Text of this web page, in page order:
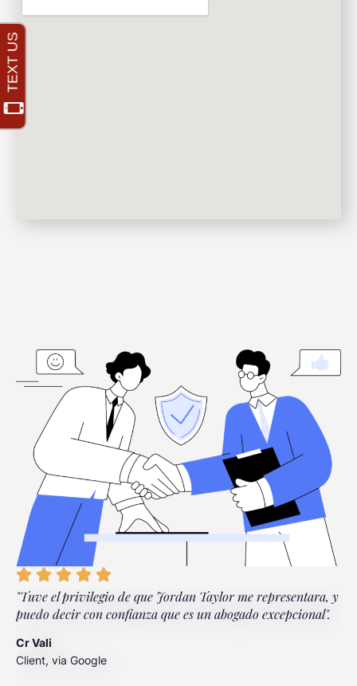
"Tuve el privilegio de que Jordan Taylor me representara, y
puedo decir con confianza que es un abogado excepcional".
Cr Vali
Client, via Google